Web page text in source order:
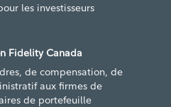
les investisseurs
Fidelity Canada
de compensation, de
aux firmes de
de portefeuille